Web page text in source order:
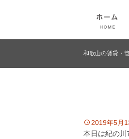
和歌山の賃貸・
2019年5月
本日は紀の川